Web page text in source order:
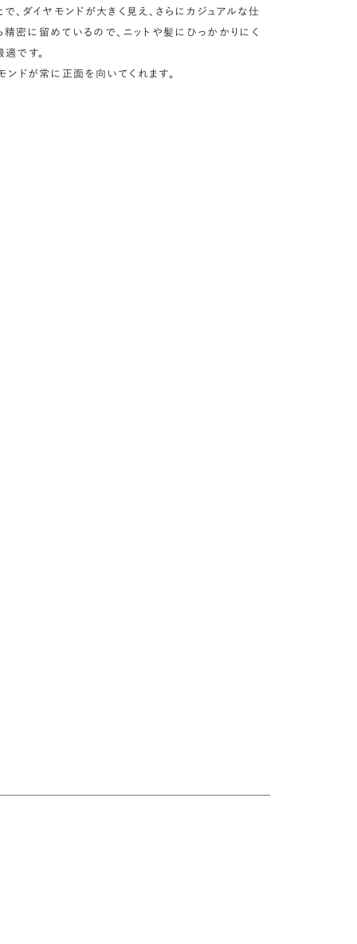
、ダイヤモンドが大きく見え、さらにカジュアルな仕
密に留めているので、ニットや髪にひっかかりにく
です。
ンドが常に正面を向いてくれます。